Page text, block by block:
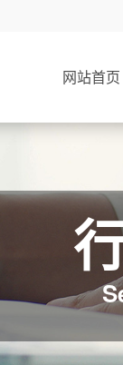
网站首页